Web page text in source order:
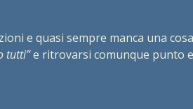
e quasi sempre manca una
tutti”e ritrovarsi comunque punto